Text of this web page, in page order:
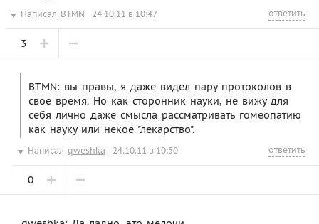
Написал BTMN 24.10.11 в 10:47 ответить
3
BTMN: вы правы, я даже видел пару протоколов в
свое время. Но как сторонник науки, не вижу для
себя лично даже смысла рассматривать гомеопатию
как науку или некое "лекарство".
Написал qweshka 24.10.11 в 10:50 ответить
0